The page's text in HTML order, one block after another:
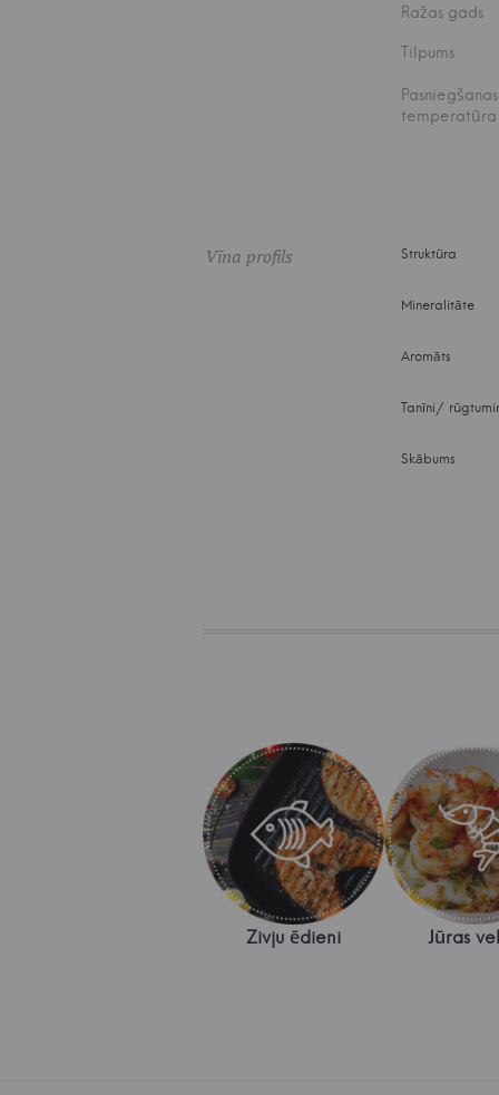
Ražas gads
Tilpums
Pasniegšanas
temperatūra
Vīna profils Struktūra
Mineralitāte
Aromāts
Tanīni/
Skābums
Zivju ēdieni Jūras